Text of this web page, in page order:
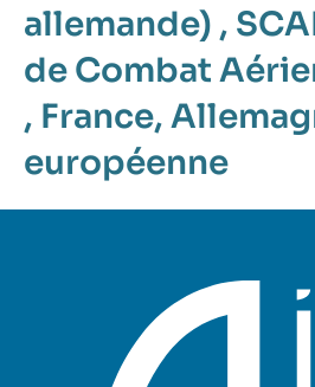
allemande) ,
de Combat
, France,
européenne